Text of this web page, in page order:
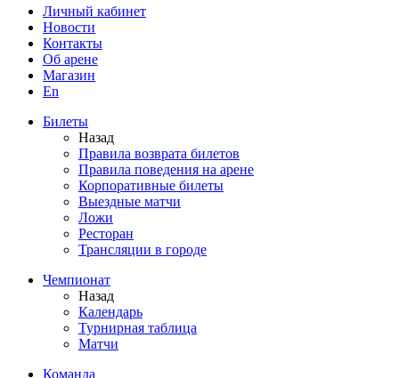
Личный кабинет
Новости
Контакты
Об арене
Магазин
En
Билеты
Назад
Правила возврата билетов
Правила поведения на арене
Корпоративные билеты
Выездные матчи
Ложи
Ресторан
Трансляции в городе
Чемпионат
Назад
Календарь
Турнирная таблица
Матчи
Команда